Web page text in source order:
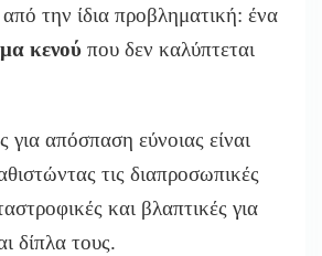
την ίδια προβληματική: ένα
κενού που δεν καλύπτεται
για απόσπαση εύνοιας είναι
τις διαπροσωπικές
και βλαπτικές για
δίπλα τους.